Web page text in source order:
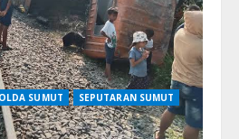
SUMUT
SEPUTARAN SUMUT